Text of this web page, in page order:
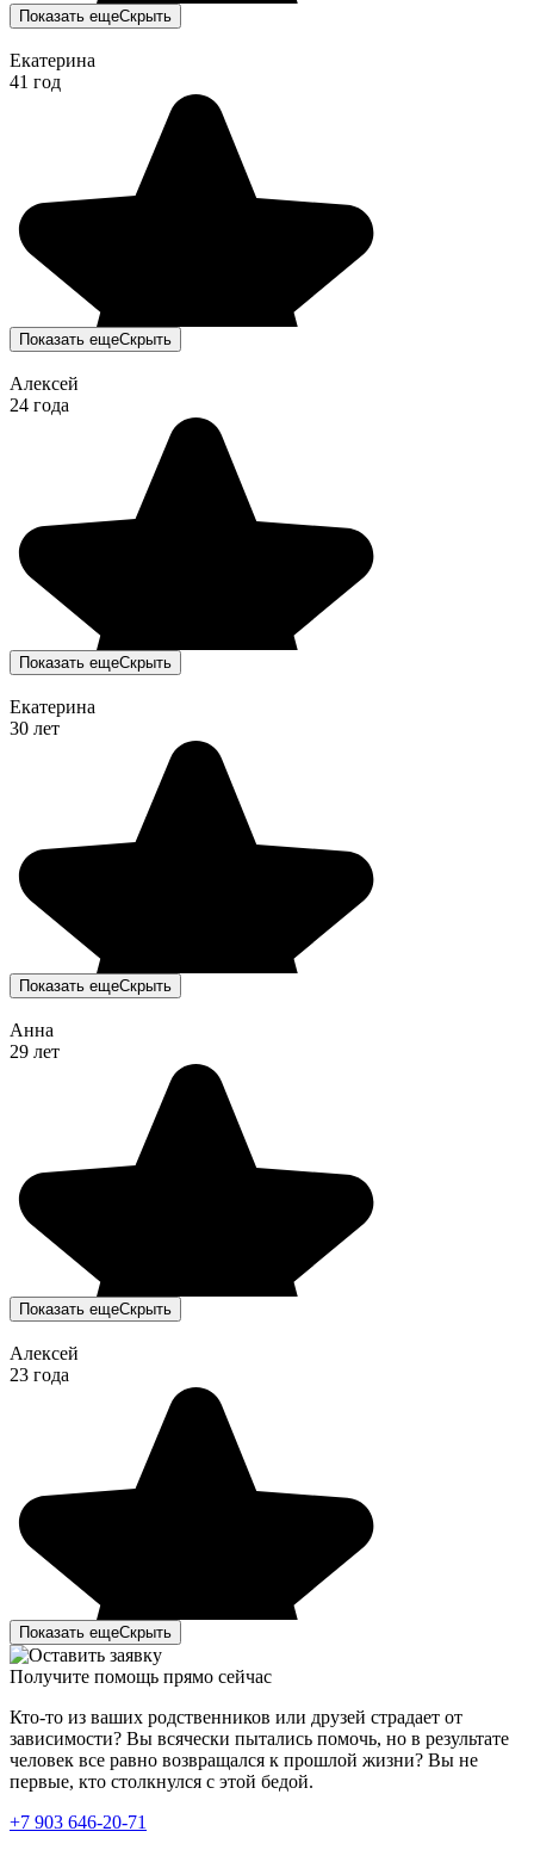
Лечение наркомании в вашей клинике стало огромным
прорывом для нас. Мой сын больше двух лет
Показать ещеСкрыть
Екатерина
41 год
Показать ещеСкрыть
Алексей
24 года
Показать ещеСкрыть
Екатерина
30 лет
Показать ещеСкрыть
Анна
29 лет
Показать ещеСкрыть
Алексей
23 года
Показать ещеСкрыть
Получите помощь прямо сейчас
Кто-то из ваших родственников или друзей страдает от
зависимости? Вы всячески пытались помочь, но в результате
человек все равно возвращался к прошлой жизни? Вы не
первые, кто столкнулся с этой бедой.
+7 903 646-20-71